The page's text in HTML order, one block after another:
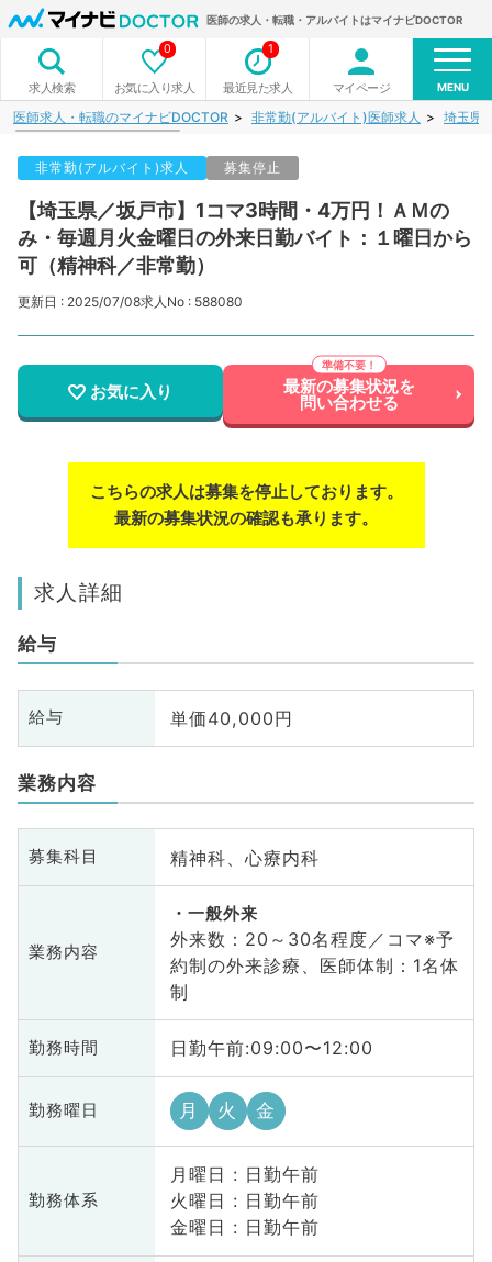
医師の求人・転職・アルバイトはマイナビDOCTOR
求人検索 お気に入り求人
0
最近見た求人
1
マイページ MENU
医師求人・転職のマイナビDOCTOR 非常勤(アルバイト)医師求人 埼玉県
非常勤(アルバイト)求人 募集停止
【埼玉県／坂戸市】1コマ3時間・4万円！ＡＭの
み・毎週月火金曜日の外来日勤バイト：１曜日から
可（精神科／非常勤）
更新日 : 2025/07/08求人No : 588080
お気に入り 最新の募集状況を
問い合わせる
こちらの求人は募集を停止しております。
最新の募集状況の確認も承ります。
求人詳細
給与
給与 単価40,000円
業務内容
募集科目 精神科、心療内科
業務内容
一般外来
外来数：20～30名程度／コマ※予
約制の外来診療、医師体制：1名体
制
勤務時間 日勤午前:09:00〜12:00
勤務曜日 月 火 金
勤務体系
月曜日 : 日勤午前
火曜日 : 日勤午前
金曜日 : 日勤午前